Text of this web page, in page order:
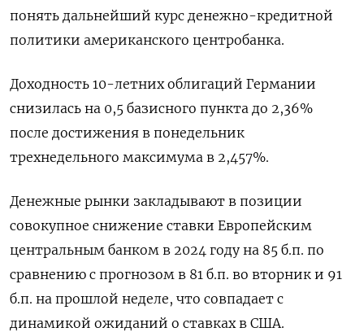
понять дальнейший курс денежно-кредитной
политики американского центробанка.
Доходность 10-летних облигаций Германии
снизилась на 0,5 базисного пункта до 2,36%
после достижения в понедельник
трехнедельного максимума в 2,457%.
Денежные рынки закладывают в позиции
совокупное снижение ставки Европейским
центральным банком в 2024 году на 85 б.п. по
сравнению с прогнозом в 81 б.п. во вторник и 91
б.п. на прошлой неделе, что совпадает с
динамикой ожиданий о ставках в США.